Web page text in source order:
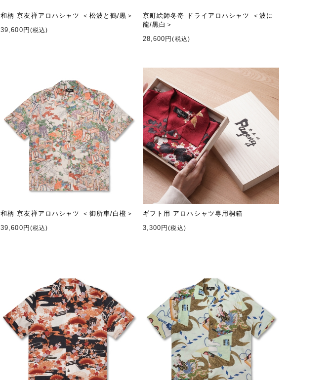
和柄 京友禅アロハシャツ ＜松波と鶴/黒＞
39,600円 (税込)
京町絵師冬奇 ドライアロハシャツ ＜波に
龍/黒白＞
28,600円(税込)
和柄 京友禅アロハシャツ ＜御所車/白橙＞
39,600円 (税込)
ギフト用 アロハシャツ専用桐箱
3,300円(税込)